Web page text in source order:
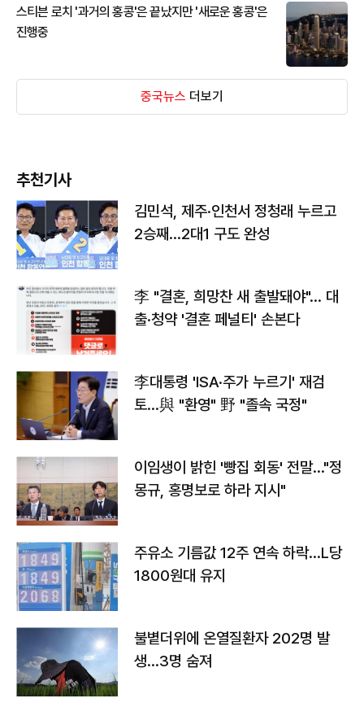
스티븐 로치 '과거의 홍콩'은 끝났지만 '새로운 홍콩'은
진행중
중국뉴스 더보기
추천기사
김민석, 제주·인천서 정청래 누르고
2승째…2대1 구도 완성
李 "결혼, 희망찬 새 출발돼야"… 대
출·청약 '결혼 페널티' 손본다
李대통령 'ISA·주가 누르기' 재검
토…與 "환영" 野 "졸속 국정"
이임생이 밝힌 '빵집 회동' 전말…"정
몽규, 홍명보로 하라 지시"
주유소 기름값 12주 연속 하락…L당
1800원대 유지
불볕더위에 온열질환자 202명 발
생…3명 숨져